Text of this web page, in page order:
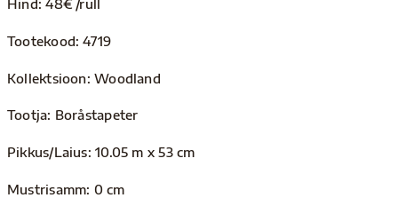
Hind: 48€ /rull
Tootekood: 4719
Kollektsioon: Woodland
Tootja: Boråstapeter
Pikkus/Laius: 10.05 m x 53 cm
Mustrisamm: 0 cm